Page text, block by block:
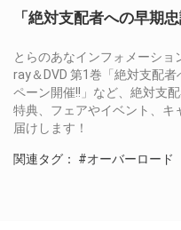
「絶対支配者への早期
とらのあなインフォメーシ
ray＆DVD 第1巻「絶対支配
ペーン開催!!」など、絶対支
特典、フェアやイベント、キ
届けします！
関連タグ： #オーバーロード